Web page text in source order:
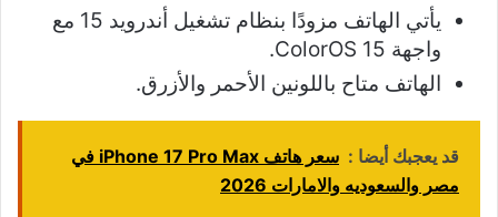
يأتي الهاتف مزودًا بنظام تشغيل أندرويد 15 مع
واجهة ColorOS 15.
الهاتف متاح باللونين الأحمر والأزرق.
قد يعجبك أيضا :
سعر هاتف iPhone 17 Pro Max في
مصر والسعوديه والامارات 2026